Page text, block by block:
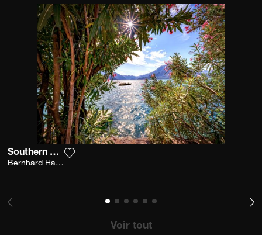
Southern Breeze
Bernhard Hartmann
Voir tout